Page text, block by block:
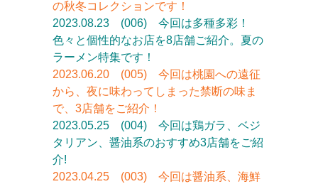
の秋冬コレクションです！
2023.08.23 (006) 今回は多種多彩！
色々と個性的なお店を8店舗ご紹介。 夏の
ラーメン特集です！
2023.06.20 (005) 今回は桃園への遠征
から、夜に味わってしまった禁断の味ま
で、3店舗をご紹介！
2023.05.25 (004) 今回は鶏ガラ、ベジ
タリアン、醤油系のおすすめ3店舗をご紹
介!
2023.04.25 (003) 今回は醤油系、海鮮